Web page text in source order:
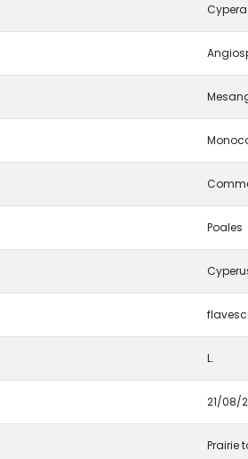
Poales
L.
21/08/
Prairie